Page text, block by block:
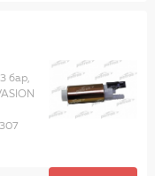
бар,